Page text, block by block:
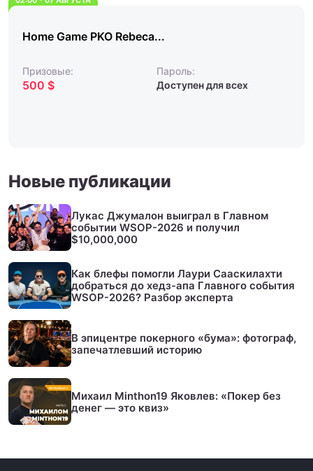
Home Game PKO Rebeca...
Призовые:
500 $
Пароль:
Доступен для всех
Новые публикации
Лукас Джумалон выиграл в Главном
событии WSOP-2026 и получил
$10,000,000
Как блефы помогли Лаури Сааскилахти
добраться до хедз-апа Главного события
WSOP-2026? Разбор эксперта
В эпицентре покерного «бума»: фотограф,
запечатлевший историю
Михаил Minthon19 Яковлев: «Покер без
денег — это квиз»